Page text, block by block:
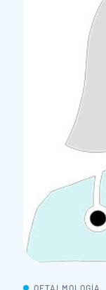
OFTALMOLOGÍA